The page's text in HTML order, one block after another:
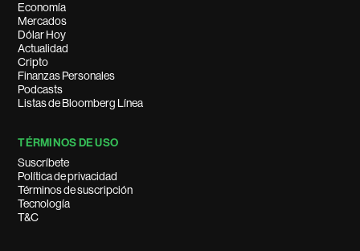
Economía
Mercados
Dólar Hoy
Actualidad
Cripto
Finanzas Personales
Podcasts
Listas de Bloomberg Línea
TÉRMINOS DE USO
Suscríbete
Política de privacidad
Términos de suscripción
Tecnología
T&C